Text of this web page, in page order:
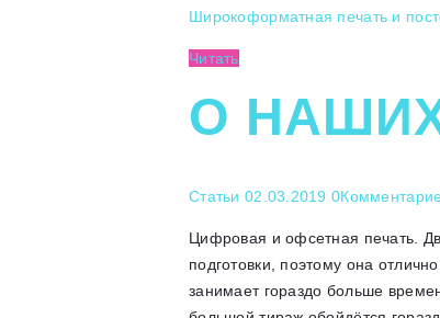
Широкоформатная печать и
Читать
О
Статьи 02.03.2019 0
Цифровая и офсетная печать.
подготовки, поэтому она
занимает гораздо больше